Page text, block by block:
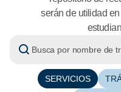
serán de utilidad
SERVICIOS